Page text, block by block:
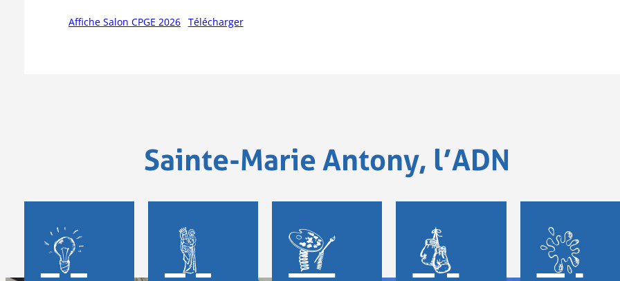
Affiche Salon CPGE 2026 Télécharger
Sainte-Marie Antony, l’ADN